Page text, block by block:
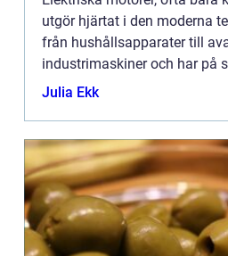
utgör hjärtat i den moderna
från hushållsapparater till
industrimaskiner och har på
kommit att revolutionera tr...
Julia Ekk